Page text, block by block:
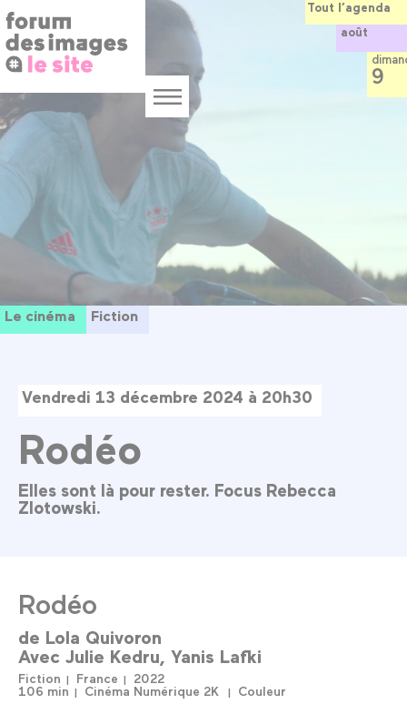
Panneau de gestion des cookies
au
contenu
principal
Menu
Le cinéma Fiction
Vendredi 13 décembre 2024 à 20h30
Rodéo
Elles sont là pour rester. Focus Rebecca
Zlotowski.
Rodéo
de Lola Quivoron
Avec Julie Kedru Yanis Lafki
Fiction France
2022
106 min
Cinéma Numérique 2K Couleur
Tout l’agenda
août
9